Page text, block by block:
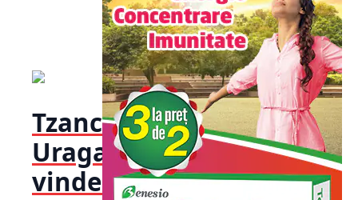
Tzancă
Uraganu
vinde tot!